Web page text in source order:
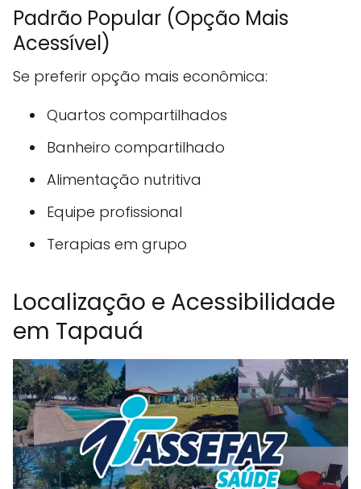
Padrão Popular (Opção Mais
Acessível)
Se preferir opção mais econômica:
Quartos compartilhados
Banheiro compartilhado
Alimentação nutritiva
Equipe profissional
Terapias em grupo
Localização e Acessibilidade
em Tapauá